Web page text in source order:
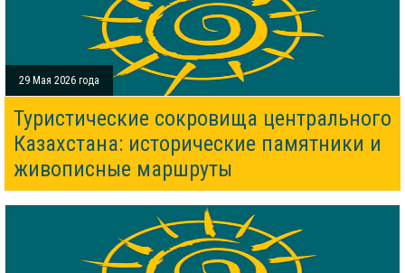
29 Мая 2026 года
Туристические сокровища центрального
Казахстана: исторические памятники и
живописные маршруты